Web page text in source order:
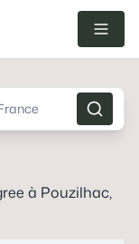
à Pouzilhac,